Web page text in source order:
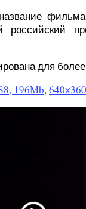
для
196Mb,